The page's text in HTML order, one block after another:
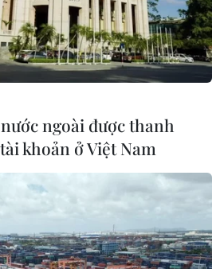
háng
#Khớp nhân tạo
chỉnh hình và Y học Thể thao
ngoài được thanh
khoản ở Việt Nam